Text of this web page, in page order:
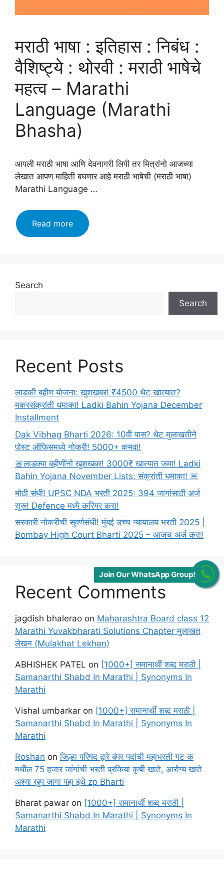
मराठी भाषा : इतिहास : निबंध :
वैशिष्ट्ये : थोरवी : मराठी भाषेचे
महत्व – Marathi
Language (Marathi
Bhasha)
आपली मराठी भाषा आणि देवनागरी लिपी तर मित्रांनो आजच्या
लेखात आपण माहिती बघणार आहे मराठी भाषेची (मराठी भाषा)
Marathi Language …
Read moreमराठी
भाषा
भाषेचे
–
Marathi
Bhasha)
Search
Search
Recent Posts
लाडकी बहीण योजना: खुशखबर! ₹4500 थेट खात्यात?
मकरसंक्रांती धमाका! Ladki Bahin Yojana December
Installment
Dak Vibhag Bharti 2026: 10वी पास? थेट मुलाखतीने
पोस्ट ऑफिसमध्ये नोकरी! 5000+ कमवा!
🚨लाडक्या बहीणींनो खुशखबर! 3000₹ खात्यात जमा! Ladki
Bahin Yojana November Lists: संक्रांती धमाका! 🚨
मोठी संधी! UPSC NDA भरती 2025: 394 जागांसाठी अर्ज
सुरू! Defence मध्ये करियर करा!
सरकारी नोकरीची सुवर्णसंधी! मुंबई उच्च न्यायालय भरती 2025 |
Bombay High Court Bharti 2025 – आजच अर्ज करा!
Recent Comments
jagdish bhalerao on Maharashtra Board class 12
Marathi Yuvakbharati Solutions Chapter मुलाखत
लेखन (Mulakhat Lekhan)
ABHISHEK PATEL on [1000+] समानार्थी शब्द मराठी |
Samanarthi Shabd In Marathi | Synonyms In
Marathi
Vishal umbarkar on [1000+] समानार्थी शब्द मराठी |
Samanarthi Shabd In Marathi | Synonyms In
Marathi
Roshan onजिल्हा परिषद द्वारे बंपर पदांची महाभरती गट क
मधील 75 हजार जांगांची भरती प्रकिया कृषी खाते, आरोग्य खाते
अश्या खुप जागा पहा इथे zp Bharti
Bharat pawar on [1000+] समानार्थी शब्द मराठी |
Samanarthi Shabd In Marathi | Synonyms In
Marathi
Join Our WhatsApp Group!